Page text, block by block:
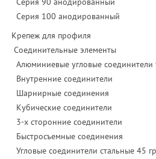
Серия 100 анодированный
Крепеж для профиля
Соединительные элементы
Алюминиевые угловые соединители
Внутренние соединители
Шарнирные соединения
Кубические соединители
3-х сторонние соединители
Быстросъемные соединения
Угловые соединители стальные 45